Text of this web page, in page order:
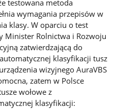
testowana metoda
wymagania przepisów w
klasy. W oparciu o test
Minister Rolnictwa i Rozwoju
zatwierdzającą do
klasyfikacji tusz
wizyjnego AuraVBS
zatem w Polsce
wołowe z
klasyfikacji: